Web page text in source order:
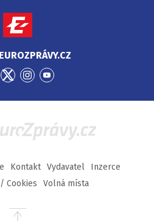
Přejít
Twitter
Přejít
Instagram
Přejít
YouTube
Kontakt Vydavatel
Inzerce
Cookies
Volná místa
Přejít